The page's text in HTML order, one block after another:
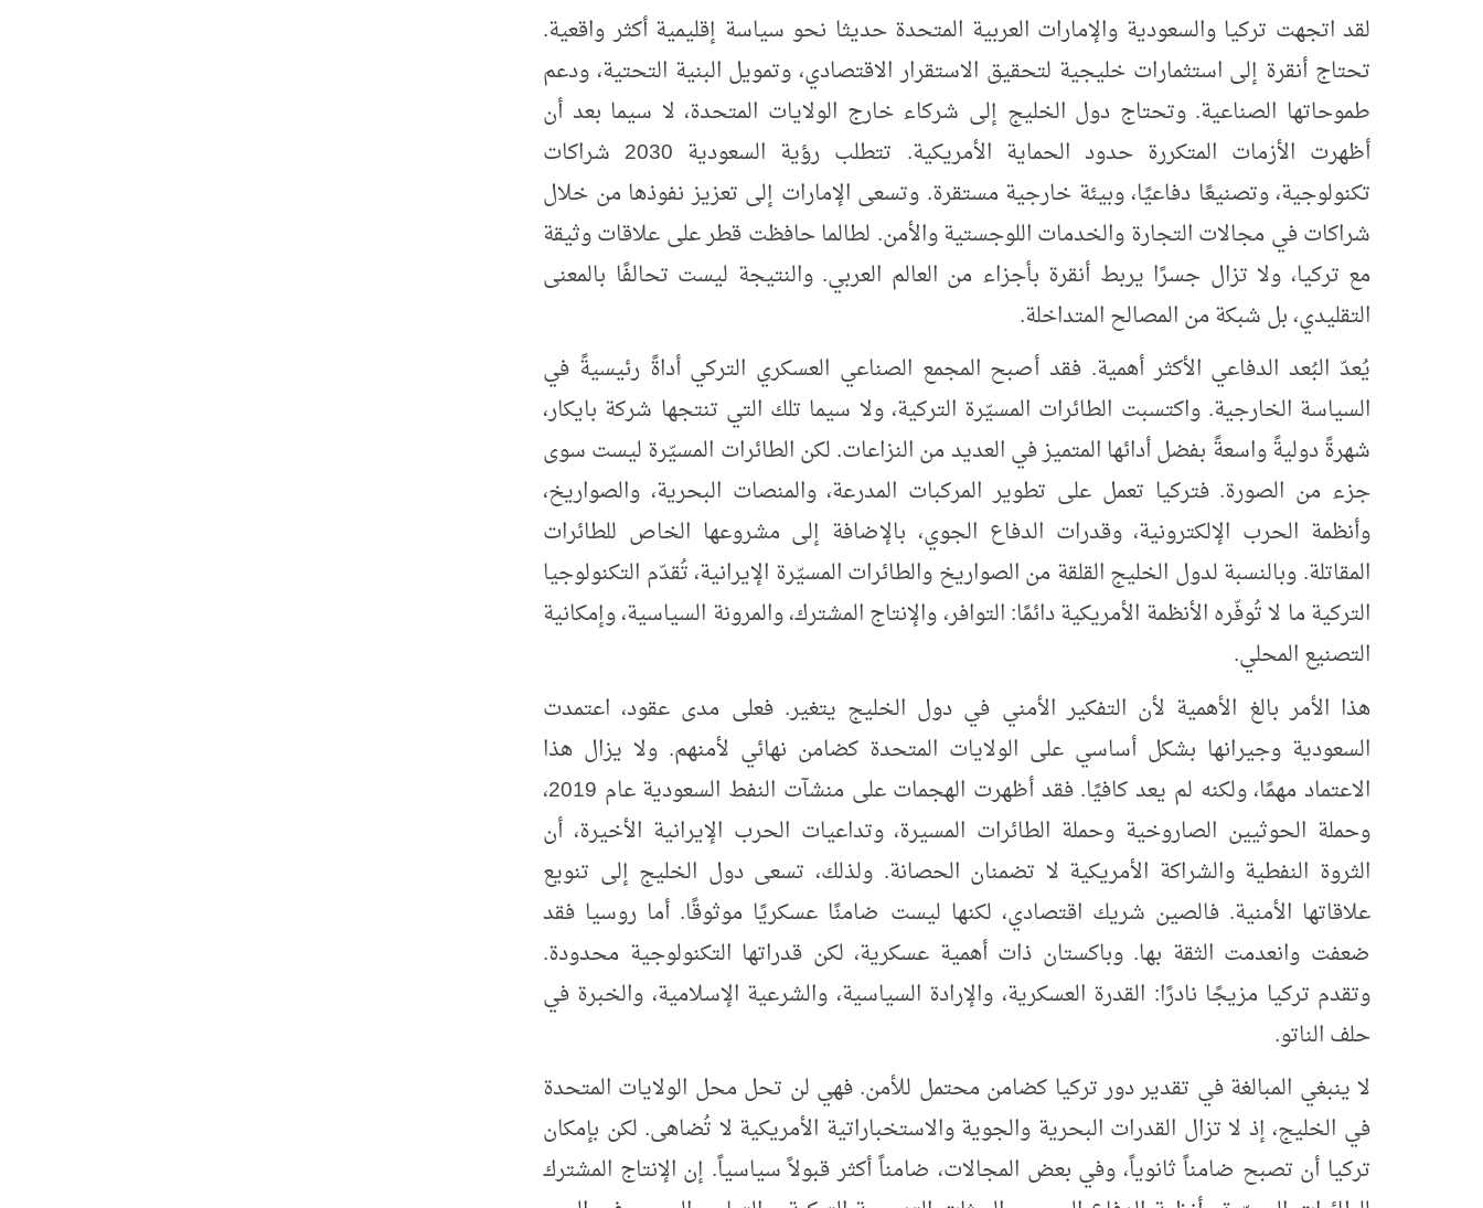
لقد اتجهت تركيا والسعودية والإمارات العربية المتحدة حديثا نحو سياسة إقليمية أكثر واقعية.
تحتاج أنقرة إلى استثمارات خليجية لتحقيق الاستقرار الاقتصادي، وتمويل البنية التحتية، ودعم
طموحاتها الصناعية. وتحتاج دول الخليج إلى شركاء خارج الولايات المتحدة، لا سيما بعد أن
أظهرت الأزمات المتكررة حدود الحماية الأمريكية. تتطلب رؤية السعودية 2030 شراكات
تكنولوجية، وتصنيعًا دفاعيًا، وبيئة خارجية مستقرة. وتسعى الإمارات إلى تعزيز نفوذها من خلال
شراكات في مجالات التجارة والخدمات اللوجستية والأمن. لطالما حافظت قطر على علاقات وثيقة
مع تركيا، ولا تزال جسرًا يربط أنقرة بأجزاء من العالم العربي. والنتيجة ليست تحالفًا بالمعنى
التقليدي، بل شبكة من المصالح المتداخلة.
يُعدّ البُعد الدفاعي الأكثر أهمية. فقد أصبح المجمع الصناعي العسكري التركي أداةً رئيسيةً في
السياسة الخارجية. واكتسبت الطائرات المسيّرة التركية، ولا سيما تلك التي تنتجها شركة بايكار،
شهرةً دوليةً واسعةً بفضل أدائها المتميز في العديد من النزاعات. لكن الطائرات المسيّرة ليست سوى
جزء من الصورة. فتركيا تعمل على تطوير المركبات المدرعة، والمنصات البحرية، والصواريخ،
وأنظمة الحرب الإلكترونية، وقدرات الدفاع الجوي، بالإضافة إلى مشروعها الخاص للطائرات
المقاتلة. وبالنسبة لدول الخليج القلقة من الصواريخ والطائرات المسيّرة الإيرانية، تُقدّم التكنولوجيا
التركية ما لا تُوفّره الأنظمة الأمريكية دائمًا: التوافر، والإنتاج المشترك، والمرونة السياسية، وإمكانية
التصنيع المحلي.
هذا الأمر بالغ الأهمية لأن التفكير الأمني في دول الخليج يتغير. فعلى مدى عقود، اعتمدت
السعودية وجيرانها بشكل أساسي على الولايات المتحدة كضامن نهائي لأمنهم. ولا يزال هذا
الاعتماد مهمًا، ولكنه لم يعد كافيًا. فقد أظهرت الهجمات على منشآت النفط السعودية عام 2019،
وحملة الحوثيين الصاروخية وحملة الطائرات المسيرة، وتداعيات الحرب الإيرانية الأخيرة، أن
الثروة النفطية والشراكة الأمريكية لا تضمنان الحصانة. ولذلك، تسعى دول الخليج إلى تنويع
علاقاتها الأمنية. فالصين شريك اقتصادي، لكنها ليست ضامنًا عسكريًا موثوقًا. أما روسيا فقد
ضعفت وانعدمت الثقة بها. وباكستان ذات أهمية عسكرية، لكن قدراتها التكنولوجية محدودة.
وتقدم تركيا مزيجًا نادرًا: القدرة العسكرية، والإرادة السياسية، والشرعية الإسلامية، والخبرة في
حلف الناتو.
لا ينبغي المبالغة في تقدير دور تركيا كضامن محتمل للأمن. فهي لن تحل محل الولايات المتحدة
في الخليج، إذ لا تزال القدرات البحرية والجوية والاستخباراتية الأمريكية لا تُضاهى. لكن بإمكان
تركيا أن تصبح ضامناً ثانوياً، وفي بعض المجالات، ضامناً أكثر قبولاً سياسياً. إن الإنتاج المشترك